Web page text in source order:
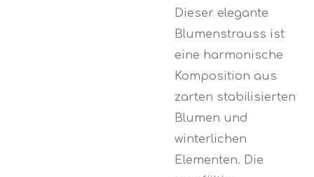
Dieser elegante
Blumenstrauss ist
eine harmonische
Komposition aus
zarten stabilisierten
Blumen und
winterlichen
Elementen. Die